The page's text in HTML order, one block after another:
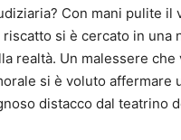
Con mani pulite il
si è cercato in una
realtà. Un malessere che
si è voluto affermare
distacco dal teatrino